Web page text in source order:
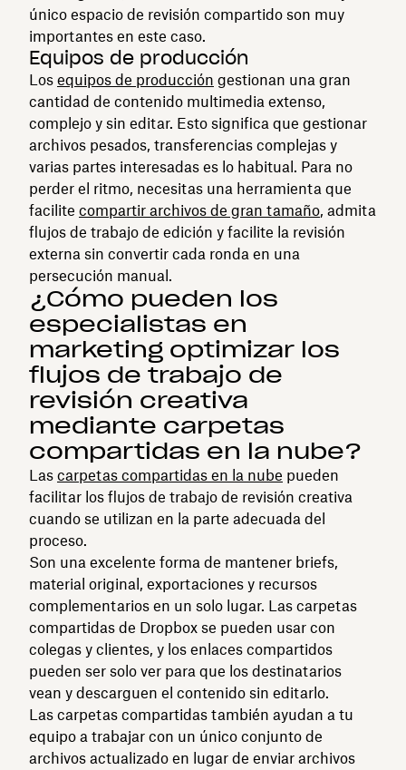
único espacio de revisión compartido son muy
importantes en este caso.
Equipos de producción
Los equipos de producción gestionan una gran
cantidad de contenido multimedia extenso,
complejo y sin editar. Esto significa que gestionar
archivos pesados, transferencias complejas y
varias partes interesadas es lo habitual. Para no
perder el ritmo, necesitas una herramienta que
facilite compartir archivos de gran tamaño, admita
flujos de trabajo de edición y facilite la revisión
externa sin convertir cada ronda en una
persecución manual.
¿Cómo pueden los
especialistas en
marketing optimizar los
flujos de trabajo de
revisión creativa
mediante carpetas
compartidas en la nube?
Las carpetas compartidas en la nube pueden
facilitar los flujos de trabajo de revisión creativa
cuando se utilizan en la parte adecuada del
proceso.
Son una excelente forma de mantener briefs,
material original, exportaciones y recursos
complementarios en un solo lugar. Las carpetas
compartidas de Dropbox se pueden usar con
colegas y clientes, y los enlaces compartidos
pueden ser solo ver para que los destinatarios
vean y descarguen el contenido sin editarlo.
Las carpetas compartidas también ayudan a tu
equipo a trabajar con un único conjunto de
archivos actualizado en lugar de enviar archivos